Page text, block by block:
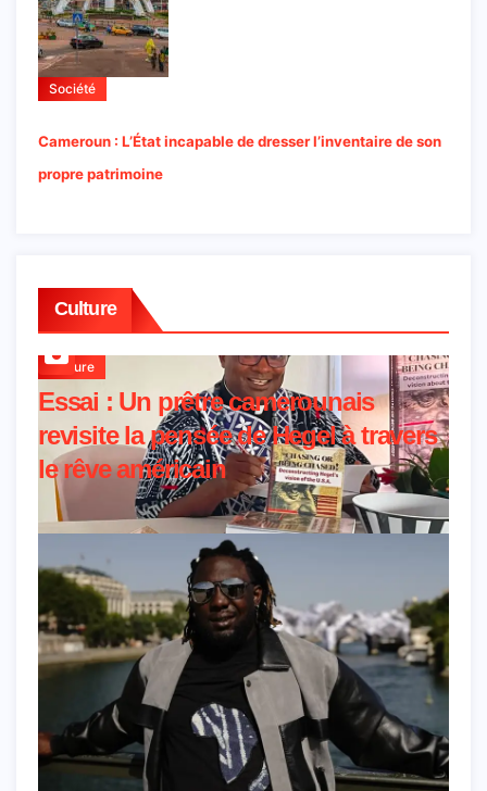
Société
Cameroun : L’État incapable de dresser l’inventaire de son
propre patrimoine
Culture
Culture
Essai : Un prêtre camerounais
revisite la pensée de Hegel à travers
le rêve américain